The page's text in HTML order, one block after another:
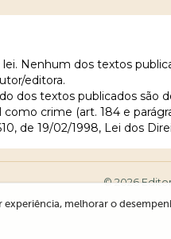
Nenhum dos textos
editora.
dos textos publicados são
crime (art. 184 e
de 19/02/1998, Lei dos
© 2026
melhorar o